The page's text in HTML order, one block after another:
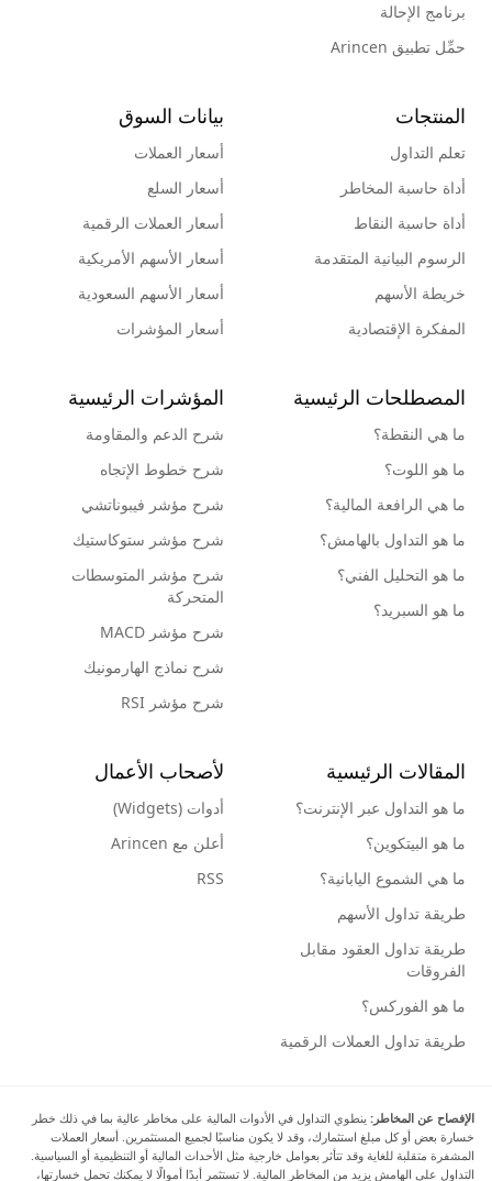
برنامج الإحالة
حمِّل تطبيق Arincen
المنتجات
تعلم التداول
أداة حاسبة المخاطر
أداة حاسبة النقاط
الرسوم البيانية المتقدمة
خريطة الأسهم
المفكرة الإقتصادية
بيانات السوق
أسعار العملات
أسعار السلع
أسعار العملات الرقمية
أسعار الأسهم الأمريكية
أسعار الأسهم السعودية
أسعار المؤشرات
المصطلحات الرئيسية
ما هي النقطة؟
ما هو اللوت؟
ما هي الرافعة المالية؟
ما هو التداول بالهامش؟
ما هو التحليل الفني؟
ما هو السبريد؟
المؤشرات الرئيسية
شرح الدعم والمقاومة
شرح خطوط الإتجاه
شرح مؤشر فيبوناتشي
شرح مؤشر ستوكاستيك
شرح مؤشر المتوسطات
المتحركة
شرح مؤشر MACD
شرح نماذج الهارمونيك
شرح مؤشر RSI
المقالات الرئيسية
ما هو التداول عبر الإنترنت؟
ما هو البيتكوين؟
ما هي الشموع اليابانية؟
طريقة تداول الأسهم
طريقة تداول العقود مقابل
الفروقات
ما هو الفوركس؟
طريقة تداول العملات الرقمية
لأصحاب الأعمال
أدوات (Widgets)
أعلن مع Arincen
RSS
الإفصاح عن المخاطر: ينطوي التداول في الأدوات المالية على مخاطر عالية بما في ذلك خطر
خسارة بعض أو كل مبلغ استثمارك، وقد لا يكون مناسبًا لجميع المستثمرين. أسعار العملات
المشفرة متقلبة للغاية وقد تتأثر بعوامل خارجية مثل الأحداث المالية أو التنظيمية أو السياسية.
التداول على الهامش يزيد من المخاطر المالية. لا تستثمر أبدًا أموالًا لا يمكنك تحمل خسارتها،